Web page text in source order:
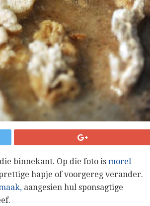
binnekant. Op die foto is morel
hapje of voorgereg verander.
aangesien hul sponsagtige